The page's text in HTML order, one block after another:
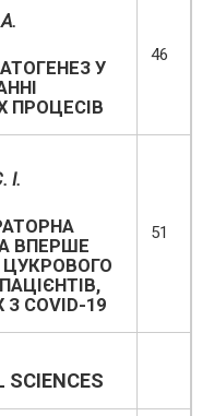
У
ПРОЦЕСІВ
46
І.
ВПЕРШЕ
ЦУКРОВОГО
COVID-19
51
SCIENCES